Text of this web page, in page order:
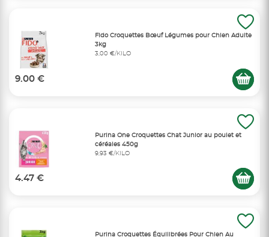
Fido Croquettes Bœuf Légumes pour Chien Adulte
3kg
3,00 €/KILO
9.00 €
Purina One Croquettes Chat Junior au poulet et
céréales 450g
9,93 €/KILO
4.47 €
Purina Croquettes Équilibrées Pour Chien Au